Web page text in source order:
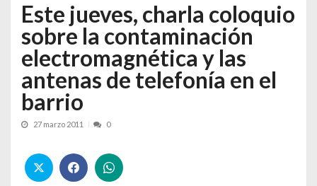
Este jueves, charla coloquio
sobre la contaminación
electromagnética y las
antenas de telefonía en el
barrio
27 marzo 2011 0